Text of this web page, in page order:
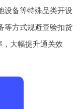
设备等特殊品类开设
等方式规避查验扣货
大幅提升通关效